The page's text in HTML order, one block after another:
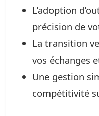
L’adoption
précision de
La transition
vos échanges
Une gestion
compétitivité